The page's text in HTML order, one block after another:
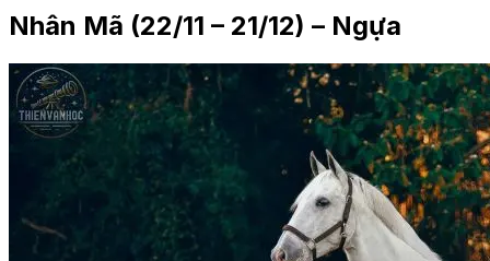
Nhân Mã (22/11 – 21/12) – Ngựa